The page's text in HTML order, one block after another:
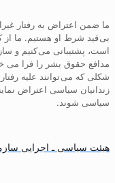
ما ضمن اعتراض به رفتار
بی قید شرط او هستیم. ما از
است، پشتيبانی می کنيم و
مدافع حقوق بشر را فرا می
شکلی کە می توانند علیە
زندانيان سياسی اعتراض
سياسی شوند.
هیئت سیاسی ـ اجرایی